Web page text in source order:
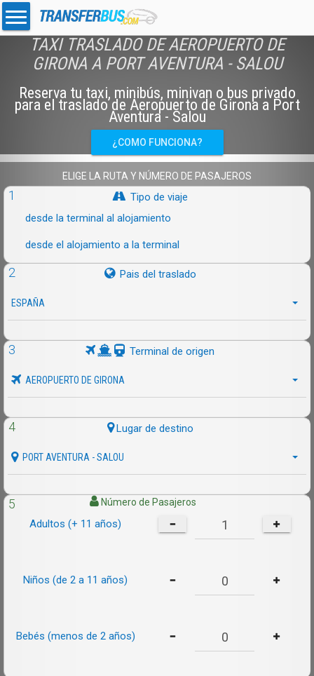
TAXI TRASLADO DE AEROPUERTO DE
GIRONA A PORT AVENTURA - SALOU
Reserva tu taxi, minibús, minivan o bus privado
para el traslado de Aeropuerto de Girona a Port
Aventura - Salou
¿COMO FUNCIONA?
ELIGE LA RUTA Y NÚMERO DE PASAJEROS
1
Tipo de viaje
desde la terminal al alojamiento
desde el alojamiento a la terminal
2 Pais del traslado
ESPAÑA
3 Terminal de origen
AEROPUERTO DE GIRONA
4 Lugar de destino
PORT AVENTURA - SALOU
5 Número de Pasajeros
Adultos (+ 11 años)
Niños (de 2 a 11 años)
Bebés (menos de 2 años)